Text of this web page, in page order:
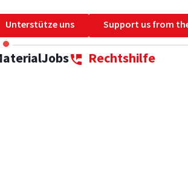
Unterstütze uns Support us from
Jobsperm_phone_msg Rechtshilfe